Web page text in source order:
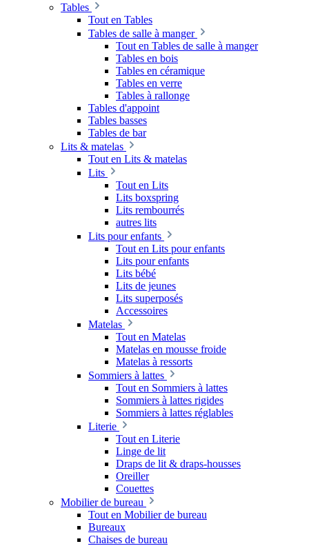
Tables
Tout en Tables
Tables de salle à manger
Tout en Tables de salle à manger
Tables en bois
Tables en céramique
Tables en verre
Tables à rallonge
Tables d'appoint
Tables basses
Tables de bar
Lits & matelas
Tout en Lits & matelas
Lits
Tout en Lits
Lits boxspring
Lits rembourrés
autres lits
Lits pour enfants
Tout en Lits pour enfants
Lits pour enfants
Lits bébé
Lits de jeunes
Lits superposés
Accessoires
Matelas
Tout en Matelas
Matelas en mousse froide
Matelas à ressorts
Sommiers à lattes
Tout en Sommiers à lattes
Sommiers à lattes rigides
Sommiers à lattes réglables
Literie
Tout en Literie
Linge de lit
Draps de lit & draps-housses
Oreiller
Couettes
Mobilier de bureau
Tout en Mobilier de bureau
Bureaux
Chaises de bureau